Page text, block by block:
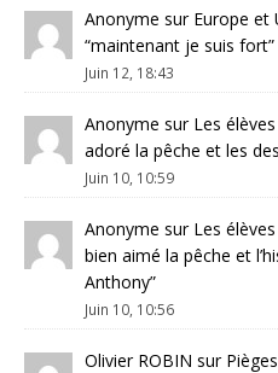
Anonyme sur Europe et
“maintenant je suis fort”
Juin 12, 18:43
Anonyme sur Les
adoré la pêche et les
Juin 10, 10:59
Anonyme sur Les
bien aimé la pêche et
Anthony”
Juin 10, 10:56
Olivier ROBIN sur